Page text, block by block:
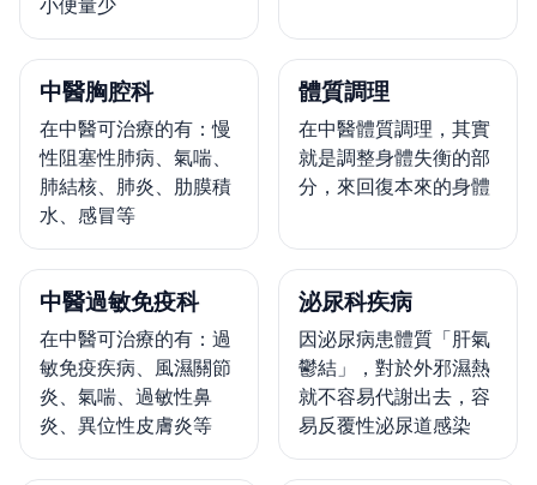
中醫胸腔科
在中醫可治療的有：慢
性阻塞性肺病、氣喘、
肺結核、肺炎、肋膜積
水、感冒等
體質調理
在中醫體質調理，其實
就是調整身體失衡的部
分，來回復本來的身體
中醫過敏免疫科
在中醫可治療的有：過
敏免疫疾病、風濕關節
炎、氣喘、過敏性鼻
炎、異位性皮膚炎等
泌尿科疾病
因泌尿病患體質「肝氣
鬱結」，對於外邪濕熱
就不容易代謝出去，容
易反覆性泌尿道感染